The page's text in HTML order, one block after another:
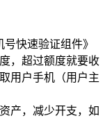
快速验证组件》
，超过额度就要收
用户手机（用户主
产，减少开支，如